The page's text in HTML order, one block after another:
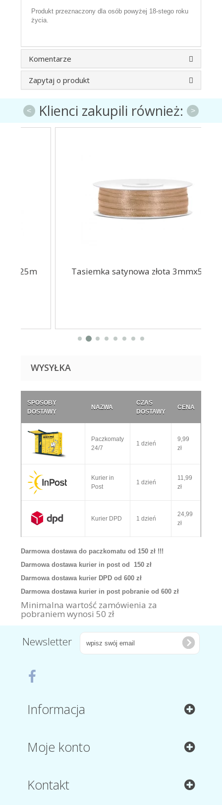
Produkt przeznaczony dla osób powyżej 18-stego roku
życia.
Komentarze
Zapytaj o produkt
Klienci zakupili również:
Tasiemka satynowa złota 3mmx50m
< >
WYSYŁKA
SPOSOBY
DOSTAWY
NAZWA
CZAS
DOSTAWY
CENA
Paczkomaty
24/7
1 dzień
9,99
zł
Kurier in
Post
1 dzień
11,99
zł
Kurier DPD 1 dzień
24,99
zł
Darmowa dostawa do paczkomatu od 150 zł !!!
Darmowa dostawa kurier in post od 150 zł
Darmowa dostawa kurier DPD od 600 zł
Darmowa dostawa kurier in post pobranie od 600 zł
Minimalna wartość zamówienia za
pobraniem wynosi 50 zł
Newsletter
Informacja
Moje konto
Kontakt